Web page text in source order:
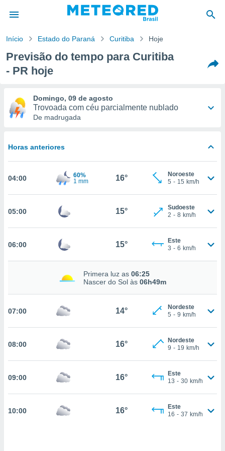
da
para
fornecidas
e
digital
ou
ao
todos os
CONTINUAR
Início Estado do Paraná Curitiba Hoje
Previsão do tempo para Curitiba
- PR hoje
Domingo, 09 de agosto
Trovoada com céu parcialmente nublado
De madrugada
17° 10°
km/h
Horas anteriores
04:00
60%
1 mm
16°
Noroeste
5 - 15 km/h
05:00 15°
Sudoeste
2 - 8 km/h
06:00 15°
Este
3 - 6 km/h
Primera luz as 06:25
Nascer do Sol às 06h49m
07:00 14°
Nordeste
5 - 9 km/h
08:00 16°
Nordeste
9 - 19 km/h
09:00 16°
Este
13 - 30 km/h
10:00 16°
Este
16 - 37 km/h